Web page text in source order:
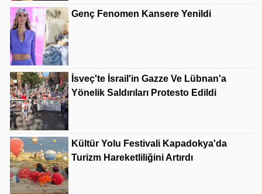
Genç Fenomen Kansere Yenildi
İsveç'te İsrail'in Gazze Ve Lübnan'a
Yönelik Saldırıları Protesto Edildi
Kültür Yolu Festivali Kapadokya'da
Turizm Hareketliliğini Artırdı